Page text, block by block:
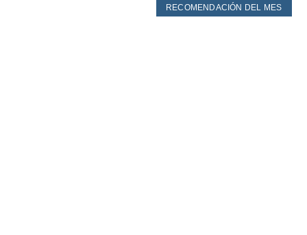
RECOMENDACIÓN DEL MES